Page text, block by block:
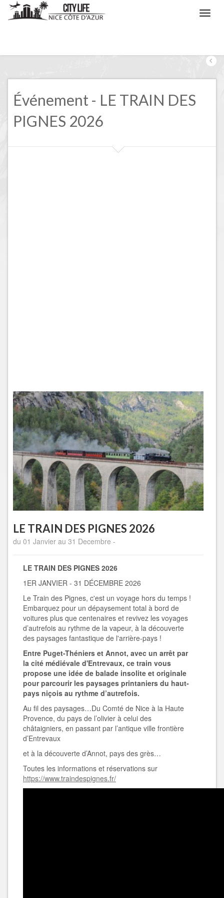
Événement - LE TRAIN DES
PIGNES 2026
LE TRAIN DES PIGNES 2026
du 01 Janvier au 31 Decembre -
LE TRAIN DES PIGNES 2026
1ER JANVIER - 31 DÉCEMBRE 2026
Le Train des Pignes, c'est un voyage hors du temps !
Embarquez pour un dépaysement total à bord de
voitures plus que centenaires et revivez les voyages
d’autrefois au rythme de la vapeur, à la découverte
des paysages fantastique de l'arrière-pays !
Entre Puget-Théniers et Annot, avec un arrêt par
la cité médiévale d'Entrevaux, ce train vous
propose une idée de balade insolite et originale
pour parcourir les paysages printaniers du haut-
pays niçois au rythme d’autrefois.
Au fil des paysages…Du Comté de Nice à la Haute
Provence, du pays de l’olivier à celui des
châtaigniers, en passant par l’antique ville frontière
d’Entrevaux
et à la découverte d’Annot, pays des grès…
Toutes les informations et réservations sur
https://www.traindespignes.fr/